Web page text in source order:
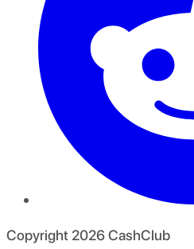
Copyright 2026CashClub